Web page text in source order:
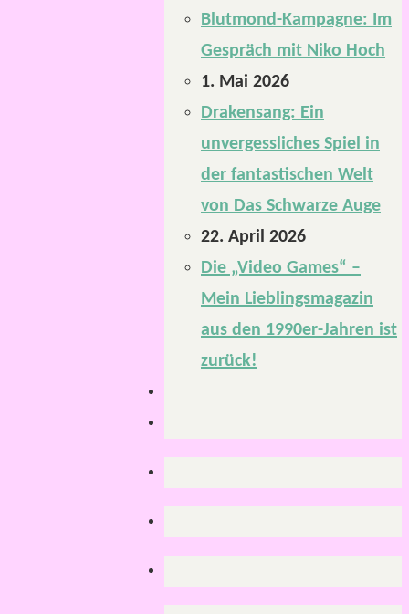
Blutmond-Kampagne: Im
Gespräch mit Niko Hoch
1. Mai 2026
Drakensang: Ein
unvergessliches Spiel in
der fantastischen Welt
von Das Schwarze Auge
22. April 2026
Die „Video Games“ –
Mein Lieblingsmagazin
aus den 1990er-Jahren ist
zurück!